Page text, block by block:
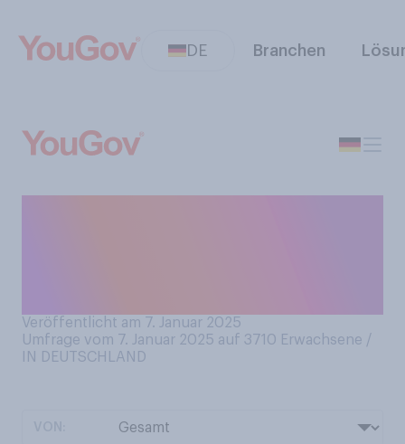
DE Branchen
Veröffentlicht am 7. Januar 2025
Umfrage vom 7. Januar 2025 auf 3710 Erwachsene /
IN DEUTSCHLAND